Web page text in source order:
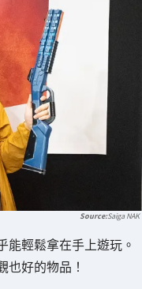
Saiga NAK
能輕鬆拿在手上遊玩。
好的物品！